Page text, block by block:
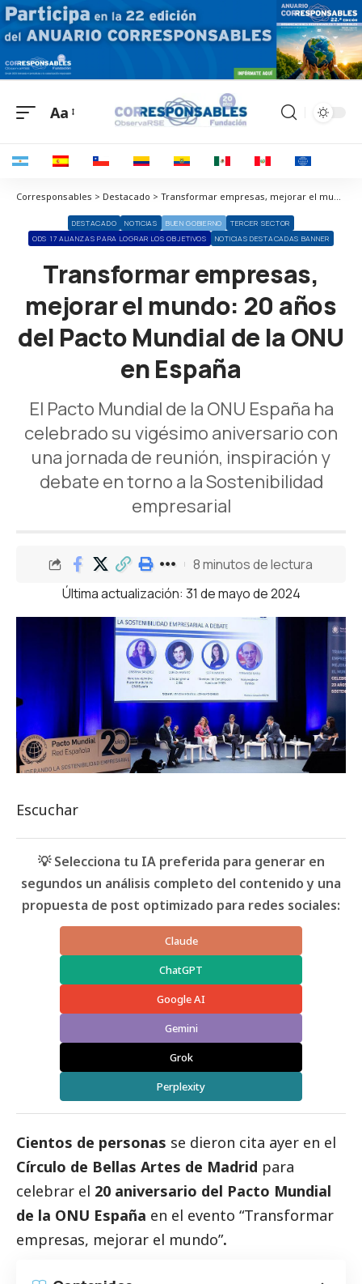
Aa
Corresponsables > Destacado > Transformar empresas, mejorar el mundo: 20 años del Pacto Mundial de la ONU en España
DESTACADO NOTICIAS BUEN GOBIERNO
TERCER SECTOR
ODS 17 ALIANZAS PARA LOGRAR LOS OBJETIVOS
NOTICIAS DESTACADAS BANNER
Transformar empresas,
mejorar el mundo: 20 años
del Pacto Mundial de la ONU
en España
El Pacto Mundial de la ONU España ha
celebrado su vigésimo aniversario con
una jornada de reunión, inspiración y
debate en torno a la Sostenibilidad
empresarial
Última actualización: 31 de mayo de 2024
8 minutos de lectura
Escuchar
💡 Selecciona tu IA preferida para generar en
segundos un análisis completo del contenido y una
propuesta de post optimizado para redes sociales:
Claude
ChatGPT
Google AI
Gemini
Grok
Perplexity
Cientos de personas se dieron cita ayer en el
Círculo de Bellas Artes de Madrid para
celebrar el 20 aniversario del Pacto Mundial
de la ONU España en el evento “Transformar
empresas, mejorar el mundo”.